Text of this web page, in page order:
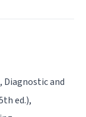
Diagnostic and
ed.),